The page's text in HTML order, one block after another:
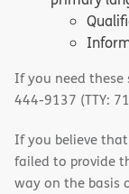
If you need these
444-9137 (TTY:
If you believe
failed to provide
way on the basis